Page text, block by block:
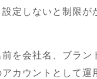
設定しないと制限が
前を会社名、ブラン
アカウントとして運